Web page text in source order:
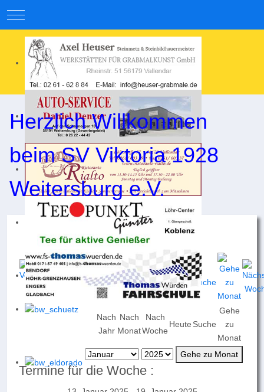
Mobile Menu Toggle
Herzlich Willkommen
beim SV Viktoria 1928
Weitersburg e.V.
Nach
Jahr
Nach
Monat
Nach
Woche
Heute Suche
Gehe
zu
Monat
Gehe zu Monat
Termine für die Woche :